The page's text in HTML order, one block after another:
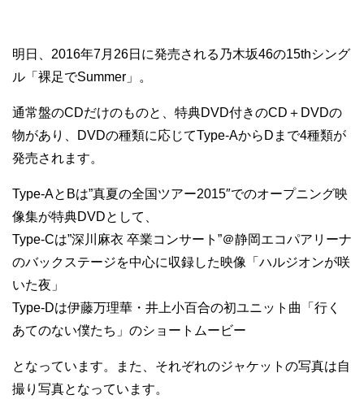
明日、2016年7月26日に発売される乃木坂46の15thシング
ル「裸足でSummer」。
通常盤のCDだけのものと、特典DVD付きのCD＋DVDの
物があり、DVDの種類に応じてType-AからDまで4種類が
発売されます。
Type-AとBは”真夏の全国ツアー2015″でのオープニング映
像集が特典DVDとして、
Type-Cは”深川麻衣 卒業コンサート”＠静岡エコパアリーナ
のバックステージを中心に収録した映像「ハルジオンが咲
いた夜」
Type-Dは伊藤万理華・井上小百合の初ユニット曲「行く
あてのない僕たち」のショートムービー
となっています。また、それぞれのジャケットの写真は自
撮り写真となっています。